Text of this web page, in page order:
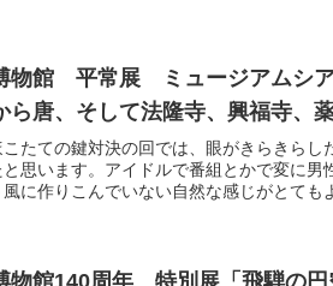
物館 平常展 ミュージアムシ
ら唐、そして法隆寺、興福寺、
たての鍵対決の回では、眼がきらきら
思います。アイドルで番組とかで変に男
風に作りこんでいない自然な感じがとても
物館140周年 特別展「飛騨の